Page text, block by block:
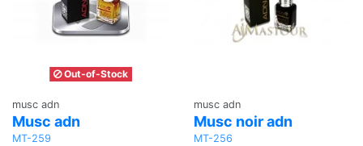
Out-of-Stock
musc adn
Musc adn
MT-259
musc adn
Musc noir adn
MT-256